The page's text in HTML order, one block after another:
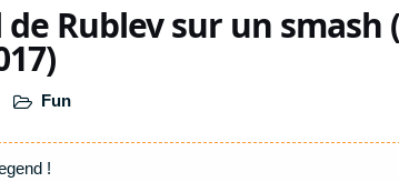
de Rublev sur un smash
Fun
!